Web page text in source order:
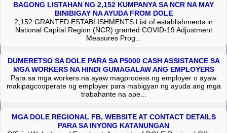
BAGONG LISTAHAN NG 2,152 KUMPANYA SA NCR NA MAY
BINIBIGAY NA AYUDA FROM DOLE
2,152 GRANTED ESTABLISHMENTS List of establishments in
National Capital Region (NCR) granted COVID-19 Adjustment
Measures Prog...
DUMERETSO SA DOLE PARA SA P5000 CASH ASSISTANCE SA
MGA WORKERS NA HINDI GUMAGALAW ANG EMPLOYERS
Para sa mga workers na ayaw magprocess ng employer o ayaw
makipagcooperate ng employer para mabigyan ng ayuda ang mga
trabahante na ape...
MGA DOLE REGIONAL FB, WEBSITE AT CONTACT DETAILS
PARA SA INYONG KATANUNGAN